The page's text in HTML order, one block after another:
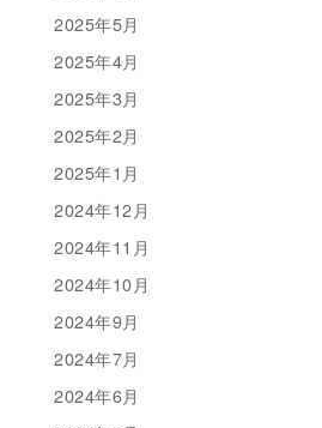
2025年5月
2025年4月
2025年3月
2025年2月
2025年1月
2024年12月
2024年11月
2024年10月
2024年9月
2024年7月
2024年6月